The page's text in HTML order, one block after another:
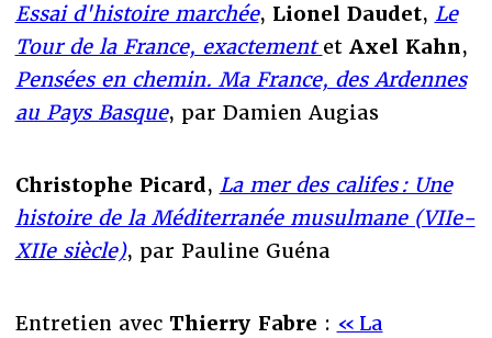
Essai d'histoire marchée, Lionel Daudet, Le
Tour de la France, exactementet Axel Kahn,
Pensées en chemin. Ma France, des Ardennes
au Pays Basque, par Damien Augias
Christophe Picard, La mer des califes : Une
histoire de la Méditerranée musulmane (VIIe-
XIIe siècle), par Pauline Guéna
Entretien avec Thierry Fabre : « La